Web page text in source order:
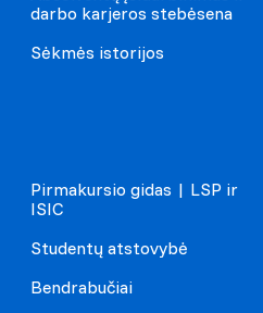
darbo karjeros stebėsena
Sėkmės istorijos
Pirmakursio gidas | LSP ir
ISIC
Studentų atstovybė
Bendrabučiai